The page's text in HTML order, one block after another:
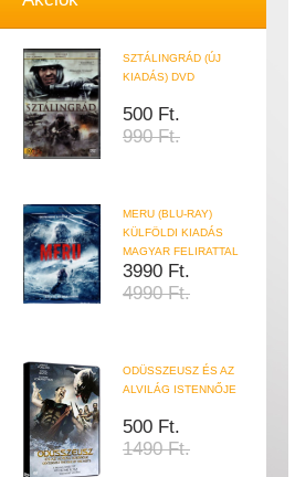
SZTÁLINGRÁD (ÚJ
KIADÁS) DVD
500 Ft.
990 Ft.
MERU (BLU-RAY)
KÜLFÖLDI KIADÁS
MAGYAR FELIRATTAL
3990 Ft.
4990 Ft.
ODÜSSZEUSZ ÉS AZ
ALVILÁG ISTENNŐJE
500 Ft.
1490 Ft.